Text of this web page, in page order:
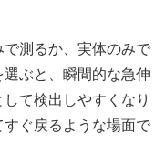
測るか、実体のみで
ぶと、瞬間的な急伸
て検出しやすくなり
ぐ戻るような場面で